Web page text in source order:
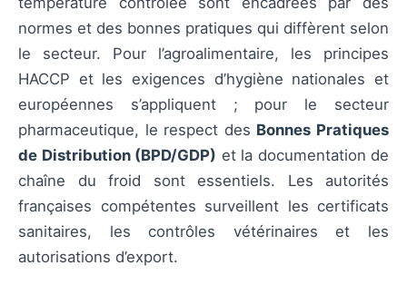
normes et des bonnes pratiques qui diffèrent selon
le secteur. Pour l’agroalimentaire, les principes
HACCP et les exigences d’hygiène nationales et
européennes s’appliquent ; pour le secteur
pharmaceutique, le respect des Bonnes Pratiques
de Distribution (BPD/GDP) et la documentation de
chaîne du froid sont essentiels. Les autorités
françaises compétentes surveillent les certificats
sanitaires, les contrôles vétérinaires et les
autorisations d’export.